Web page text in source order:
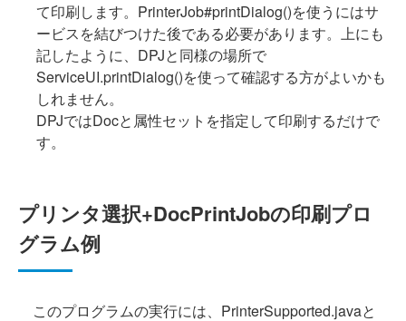
て印刷します。PrinterJob#printDialog()を使うにはサ
ービスを結びつけた後である必要があります。上にも
記したように、DPJと同様の場所で
ServiceUI.printDialog()を使って確認する方がよいかも
しれません。
DPJではDocと属性セットを指定して印刷するだけで
す。
プリンタ選択+DocPrintJobの印刷プロ
グラム例
このプログラムの実行には、PrinterSupported.javaと